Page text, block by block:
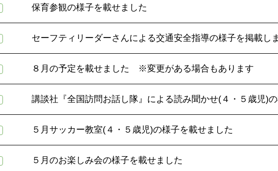
保育参観の様子を載せました
セーフティリーダーさんによる交通安全指導の様子を掲載し
８月の予定を載せました ※変更がある場合もあります
講談社『全国訪問お話し隊』による読み聞かせ(４・５歳児)
５月サッカー教室(４・５歳児)の様子を載せました
５月のお楽しみ会の様子を載せました